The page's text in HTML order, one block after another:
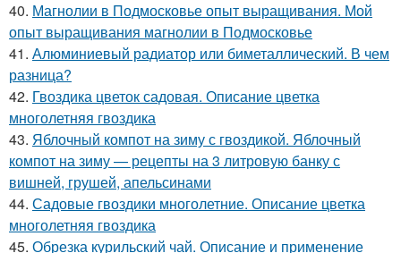
40. Магнолии в Подмосковье опыт выращивания. Мой
опыт выращивания магнолии в Подмосковье
41. Алюминиевый радиатор или биметаллический. В чем
разница?
42. Гвоздика цветок садовая. Описание цветка
многолетняя гвоздика
43. Яблочный компот на зиму с гвоздикой. Яблочный
компот на зиму — рецепты на 3 литровую банку с
вишней, грушей, апельсинами
44. Садовые гвоздики многолетние. Описание цветка
многолетняя гвоздика
45. Обрезка курильский чай. Описание и применение